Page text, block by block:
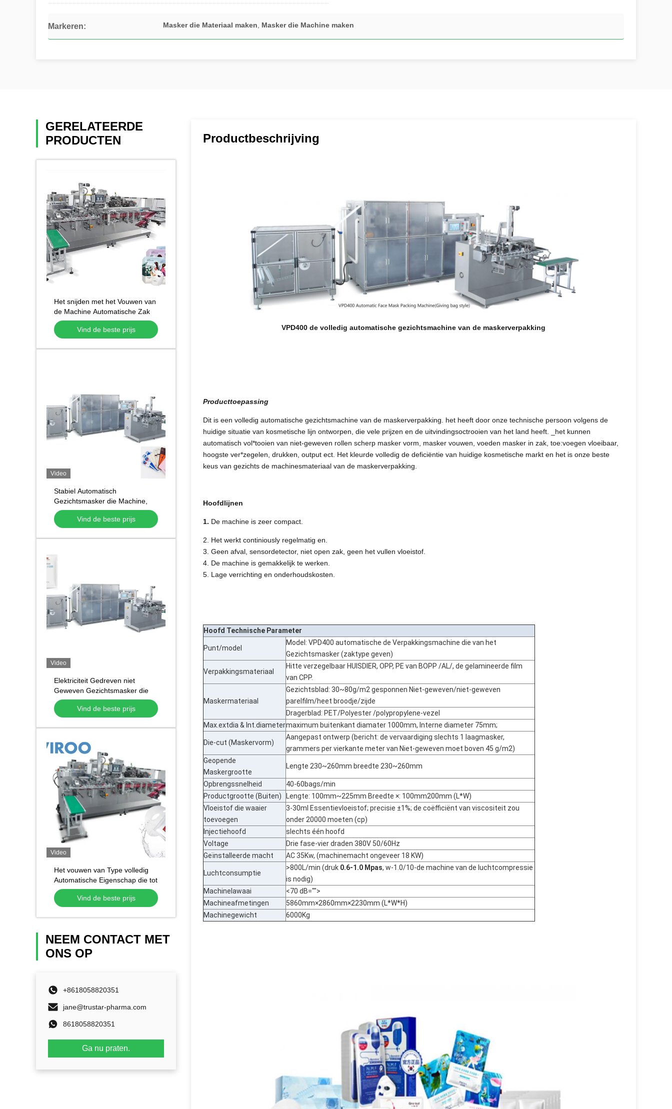
Markeren: Masker die Materiaal maken Masker die Machine maken
Productbeschrijving
VPD400 de volledig automatische gezichtsmachine van de maskerverpakking
Producttoepassing
Dit is een volledig automatische gezichtsmachine van de maskerverpakking. het heeft door onze technische persoon volgens de
huidige situatie van kosmetische lijn ontworpen, die vele prijzen en de uitvindingsoctrooien van het land heeft. _het kunnen
automatisch vol*tooien van niet-geweven rollen scherp masker vorm, masker vouwen, voeden masker in zak, toe:voegen vloeibaar,
hoogste ver*zegelen, drukken, output ect. Het kleurde volledig de deficiëntie van huidige kosmetische markt en het is onze beste
keus van gezichts de machinesmateriaal van de maskerverpakking.
Hoofdlijnen
1. De machine is zeer compact.
2. Het werkt continiously regelmatig en.
3. Geen afval, sensordetector, niet open zak, geen het vullen vloeistof.
4. De machine is gemakkelijk te werken.
5. Lage verrichting en onderhoudskosten.
Hoofd Technische Parameter
Punt/model
Model: VPD400 automatische de Verpakkingsmachine die van het
Gezichtsmasker (zaktype geven)
Verpakkingsmateriaal
Hitte verzegelbaar HUISDIER, OPP, PE van BOPP /AL/, de gelamineerde film
van CPP.
Maskermateriaal
Gezichtsblad: 30~80g/m2 gesponnen Niet-geweven/niet-geweven
parelfilm/heet broodje/zijde
Dragerblad: PET/Polyester /polypropylene-vezel
Max.extdia & Int.diametermaximum buitenkant diamater 1000mm, Interne diameter 75mm;
Die-cut (Maskervorm)
Aangepast ontwerp (bericht: de vervaardiging slechts 1 laagmasker,
grammers per vierkante meter van Niet-geweven moet boven 45 g/m2)
Geopende
Maskergrootte
Lengte 230~260mm breedte 230~260mm
Opbrengssnelheid
40-60bags/min
Productgrootte (Buiten)
Lengte: 100mm~225mm Breedte ×: 100mm200mm (L*W)
Vloeistof die waaier
toevoegen
3-30ml Essentievloeistof; precisie ±1%; de coëfficiënt van viscositeit zou
onder 20000 moeten (cp)
Injectiehoofd
slechts één hoofd
Voltage
Drie fase-vier draden 380V 50/60Hz
Geïnstalleerde macht
AC 35Kw, (machinemacht ongeveer 18 KW)
Luchtconsumptie
>800L/min (druk 0.6-1.0 Mpas, w-1.0/10-de machine van de luchtcompressie
is nodig)
Machinelawaai
<70 dB="">
Machineafmetingen
5860mm×2860mm×2230mm (L*W*H)
Machinegewicht
6000Kg
GERELATEERDE
PRODUCTEN
Het snijden met het Vouwen van
de Machine Automatische Zak
die van het Functie niet
Geweven Masker
Vind de beste prijs
Video
Stabiel Automatisch
Gezichtsmasker die Machine,
niet Geweven Masker maken die
Machine maken
Vind de beste prijs
Video
Elektriciteit Gedreven niet
Geweven Gezichtsmasker die
tot Machine Vier maken de
Zijmachine van de
Vind de beste prijs
Video
Het vouwen van Type volledig
Automatische Eigenschap die tot
zak maken styule de
Kosmetische Gezichtsmachine
Vind de beste prijs
NEEM CONTACT MET
ONS OP
+8618058820351
jane@trustar-pharma.com
8618058820351
Ga nu praten.